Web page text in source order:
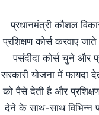
प्रधानमंत्री कौशल
प्रशिक्षण कोर्स करवाए
पसंदीदा कोर्स चुने और
सरकारी योजना में फायदा
को पैसे देती है और
देने के साथ-साथ विभिन्न